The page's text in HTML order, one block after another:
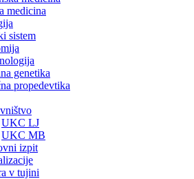
medicina
sistem
genetika
propedevtika
UKC LJ
UKC MB
izpit
v tujini